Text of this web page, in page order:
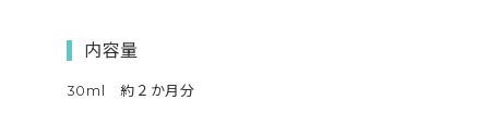
内容量
30ml 約２か月分